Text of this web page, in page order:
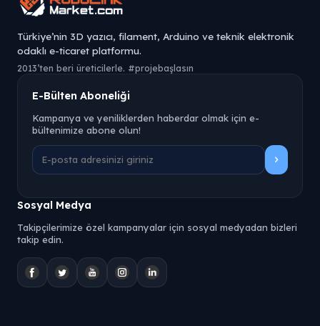
Türkiye’nin 3D yazıcı, filament, Arduino ve teknik elektronik
odaklı e-ticaret platformu.
2013’ten beri üreticilerle. #projebaşlasın
E-Bülten Aboneliği
Kampanya ve yeniliklerden haberdar olmak için e-
bültenimize abone olun!
Sosyal Medya
Takipçilerimize özel kampanyalar için sosyal medyadan bizleri
takip edin.